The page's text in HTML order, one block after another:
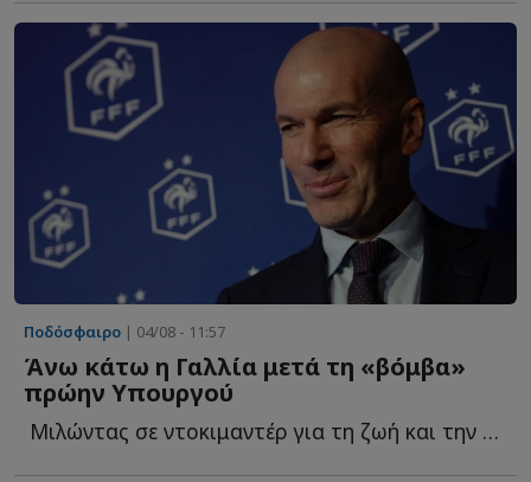
Ποδόσφαιρο | 04/08 - 11:57
Άνω κάτω η Γαλλία μετά τη «βόμβα»
πρώην Υπουργού
Μιλώντας σε ντοκιμαντέρ για τη ζωή και την καριέρα τ...